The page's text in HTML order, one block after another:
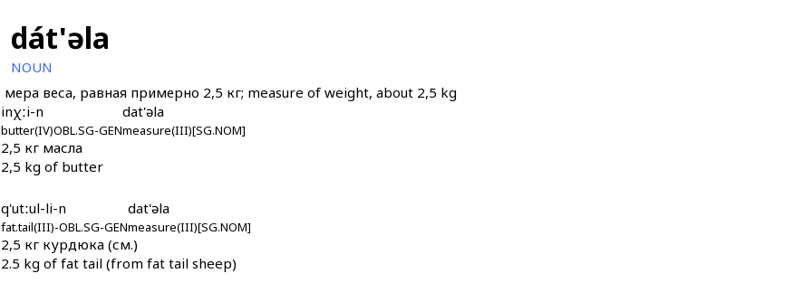
dát'əla
NOUN
мера веса, равная примерно 2,5 кг; measure of weight, about 2,5 kg
inχːi-n
butter(IV)OBL.SG-GEN
dat'əla
measure(III)[SG.NOM]
2,5 кг масла
2,5 kg of butter
q'utːul-li-n
fat.tail(III)-OBL.SG-GEN
dat'əla
measure(III)[SG.NOM]
2,5 кг курдюка (см.)
2.5 kg of fat tail (from fat tail sheep)